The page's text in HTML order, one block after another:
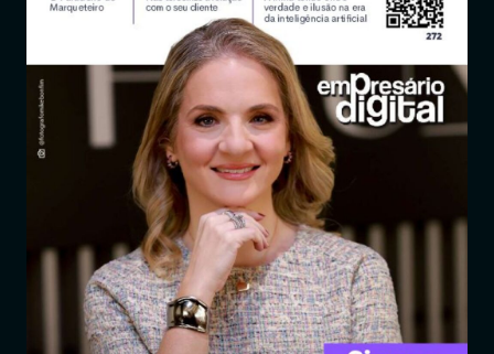
Revistas
Jornais
Notícias
Entrar